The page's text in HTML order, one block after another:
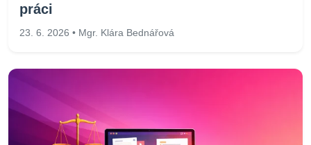
práci
23. 6. 2026 • Mgr. Klára Bednářová